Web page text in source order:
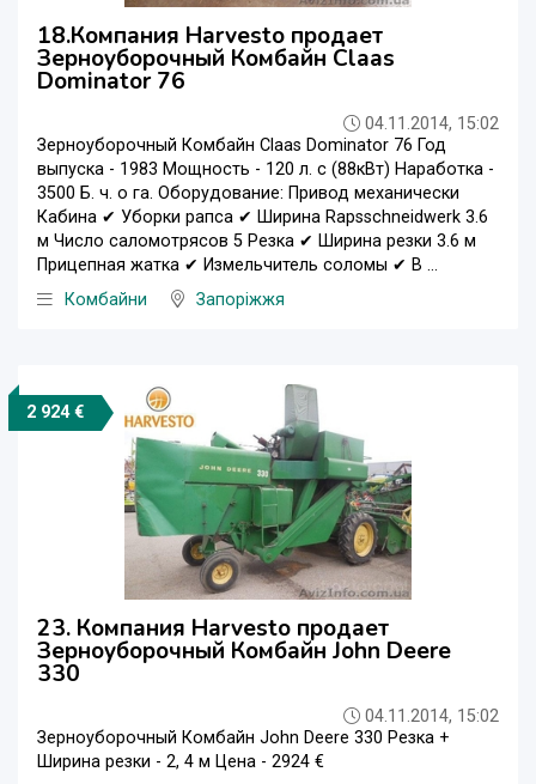
18.Компания Harvesto продает
Зерноуборочный Комбайн Claas
Dominator 76
04.11.2014, 15:02
Зерноуборочный Комбайн Claas Dominator 76 Год
выпуска - 1983 Мощность - 120 л. с (88кВт) Наработка -
3500 Б. ч. о га. Оборудование: Привод механически
Кабина ✔ Уборки рапса ✔ Ширина Rapsschneidwerk 3.6
м Число саломотрясов 5 Резка ✔ Ширина резки 3.6 м
Прицепная жатка ✔ Измельчитель соломы ✔ В ...
Комбайни
Запоріжжя
2 924 €
23. Компания Harvesto продает
Зерноуборочный Комбайн John Deere
330
04.11.2014, 15:02
Зерноуборочный Комбайн John Deere 330 Резка +
Ширина резки - 2, 4 м Цена - 2924 €